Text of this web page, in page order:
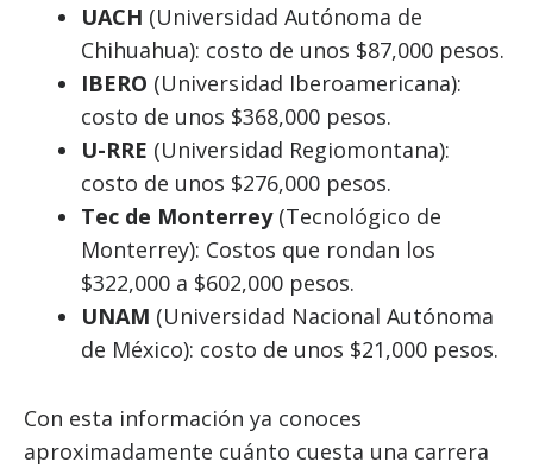
UACH (Universidad Autónoma de
Chihuahua): costo de unos $87,000 pesos.
IBERO (Universidad Iberoamericana):
costo de unos $368,000 pesos.
U-RRE (Universidad Regiomontana):
costo de unos $276,000 pesos.
Tec de Monterrey(Tecnológico de
Monterrey): Costos que rondan los
$322,000 a $602,000 pesos.
UNAM (Universidad Nacional Autónoma
de México): costo de unos $21,000 pesos.
Con esta información ya conoces
aproximadamente cuánto cuesta una carrera